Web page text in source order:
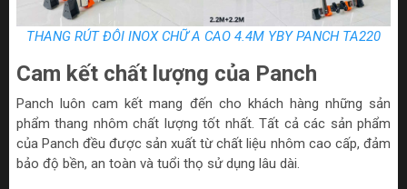
THANG RÚT ĐÔI INOX CHỮ A CAO 4.4M YBY PANCH TA220
Cam kết chất lượng của Panch
Panch luôn cam kết mang đến cho khách hàng những sản
phẩm thang nhôm chất lượng tốt nhất. Tất cả các sản phẩm
của Panch đều được sản xuất từ chất liệu nhôm cao cấp, đảm
bảo độ bền, an toàn và tuổi thọ sử dụng lâu dài.